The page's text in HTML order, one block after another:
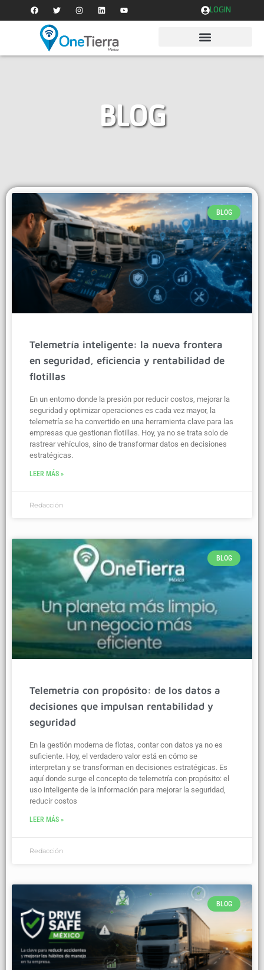
LOGIN
BLOG
BLOG
Telemetría inteligente: la nueva frontera
en seguridad, eficiencia y rentabilidad de
flotillas
En un entorno donde la presión por reducir costos, mejorar la
seguridad y optimizar operaciones es cada vez mayor, la
telemetría se ha convertido en una herramienta clave para las
empresas que gestionan flotillas. Hoy, ya no se trata solo de
rastrear vehículos, sino de transformar datos en decisiones
estratégicas.
LEER MÁS »
Redacción
BLOG
Telemetría con propósito: de los datos a
decisiones que impulsan rentabilidad y
seguridad
En la gestión moderna de flotas, contar con datos ya no es
suficiente. Hoy, el verdadero valor está en cómo se
interpretan y se transforman en decisiones estratégicas. Es
aquí donde surge el concepto de telemetría con propósito: el
uso inteligente de la información para mejorar la seguridad,
reducir costos
LEER MÁS »
Redacción
BLOG